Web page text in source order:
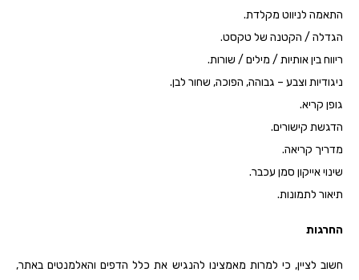
התאמה לניווט מקלדת.
הגדלה / הקטנה של טקסט.
ריווח בין אותיות / מילים / שורות.
ניגודיות וצבע – גבוהה, הפוכה, שחור לבן.
גופן קריא.
הדגשת קישורים.
מדריך קריאה.
שינוי אייקון סמן עכבר.
תיאור לתמונות.
החרגות
חשוב לציין, כי למרות מאמצינו להנגיש את כלל הדפים והאלמנטים באתר,